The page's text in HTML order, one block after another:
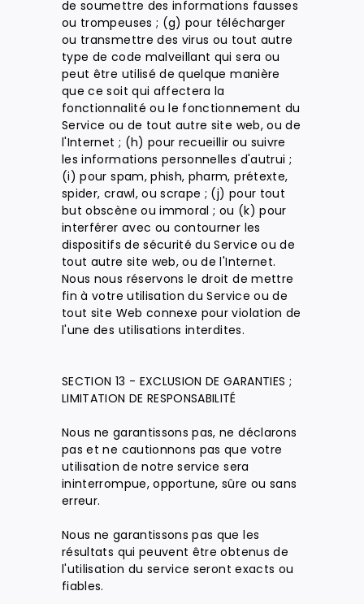
de soumettre des informations fausses
ou trompeuses ; (g) pour télécharger
ou transmettre des virus ou tout autre
type de code malveillant qui sera ou
peut être utilisé de quelque manière
que ce soit qui affectera la
fonctionnalité ou le fonctionnement du
Service ou de tout autre site web, ou de
l'Internet ; (h) pour recueillir ou suivre
les informations personnelles d'autrui ;
(i) pour spam, phish, pharm, prétexte,
spider, crawl, ou scrape ; (j) pour tout
but obscène ou immoral ; ou (k) pour
interférer avec ou contourner les
dispositifs de sécurité du Service ou de
tout autre site web, ou de l'Internet.
Nous nous réservons le droit de mettre
fin à votre utilisation du Service ou de
tout site Web connexe pour violation de
l'une des utilisations interdites.
SECTION 13 - EXCLUSION DE GARANTIES ;
LIMITATION DE RESPONSABILITÉ
Nous ne garantissons pas, ne déclarons
pas et ne cautionnons pas que votre
utilisation de notre service sera
ininterrompue, opportune, sûre ou sans
erreur.
Nous ne garantissons pas que les
résultats qui peuvent être obtenus de
l'utilisation du service seront exacts ou
fiables.